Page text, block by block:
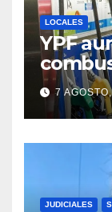
LOCALES
YPF
Santa
superó
tanque
7
JUDICIALES